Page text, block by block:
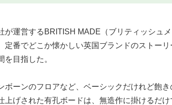
運営するBRITISH MADE（ブリティッシュ
番でどこか懐かしい英国ブランドのストー
目指した。
ーンのフロアなど、ベーシックだけれど飽
げされた有孔ボードは、無造作に掛けるだ